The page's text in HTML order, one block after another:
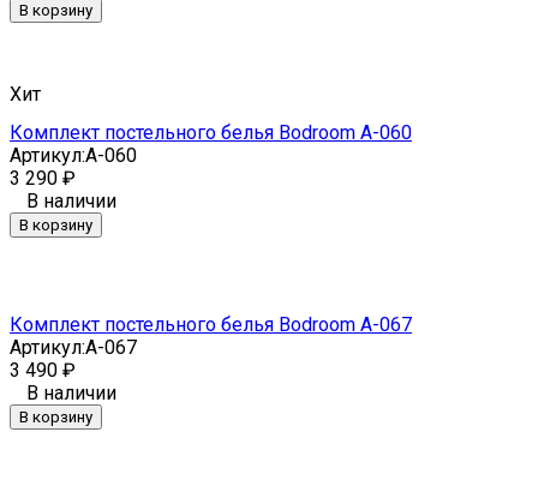
В корзину
Хит
Комплект постельного белья Bodroom A-060
Артикул:A-060
3 290 ₽
В наличии
В корзину
Комплект постельного белья Bodroom A-067
Артикул:A-067
3 490 ₽
В наличии
В корзину